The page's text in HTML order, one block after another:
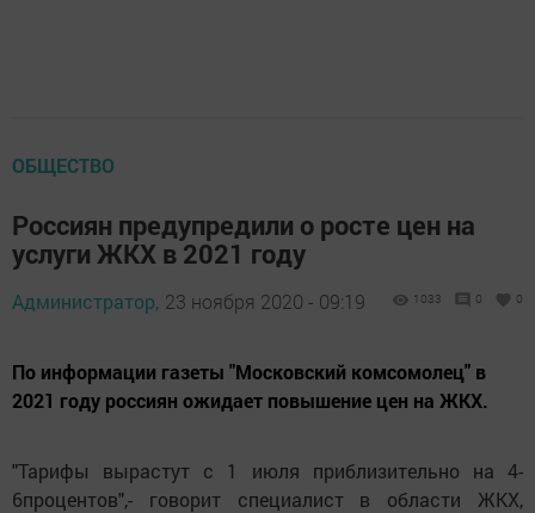
ОБЩЕСТВО
Россиян предупредили о росте цен на
услуги ЖКХ в 2021 году
Администратор, 23 ноября 2020 - 09:19 1033 0 0
По информации газеты "Московский комсомолец" в
2021 году россиян ожидает повышение цен на ЖКХ.
"Тарифы вырастут с 1 июля приблизительно на 4-
6процентов",- говорит специалист в области ЖКХ,